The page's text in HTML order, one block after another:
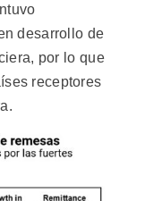
desarrollo de
por lo que
receptores